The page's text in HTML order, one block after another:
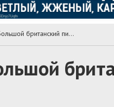
CAMRA отменяет Большой британский пивной фестиваль